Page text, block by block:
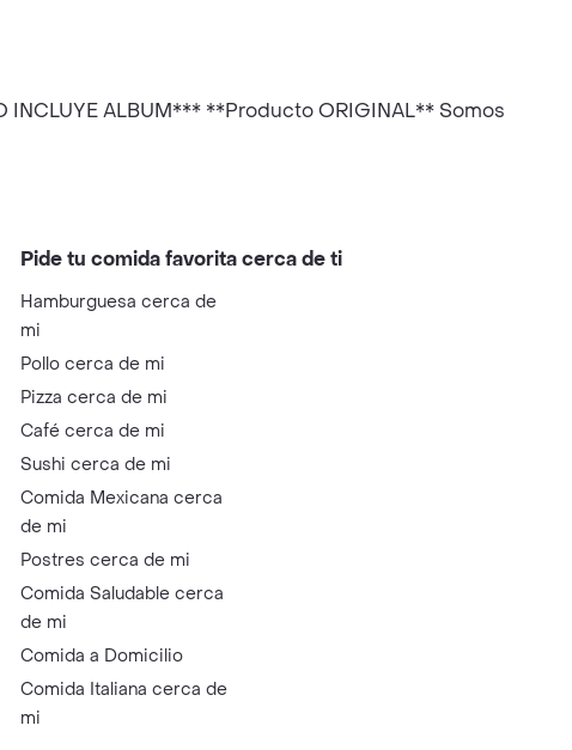
ALBUM*** **Producto ORIGINAL** Somos
Pide tu comida favorita cerca de ti
Hamburguesa cerca de
mi
Pollo cerca de mi
Pizza cerca de mi
Café cerca de mi
Sushi cerca de mi
Comida Mexicana cerca
de mi
Postres cerca de mi
Comida Saludable cerca
de mi
Comida a Domicilio
Comida Italiana cerca de
mi